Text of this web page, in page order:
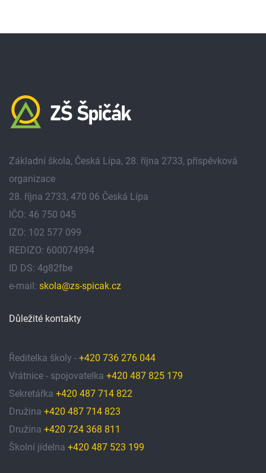
Základní škola, Česká Lípa, 28. října 2733, příspěvková
organizace
28. října 2733, 470 06 Česká Lípa
IČO: 46 750 045
IZO: 102 577 099
REDIZO: 600074994
ID DS: 4g82fbe
e-mail: skola@zs-spicak.cz
Důležité kontakty
Ředitelka školy - +420 736 276 044
Vrátnice - spojovatelka +420 487 825 179
Sekretářka +420 487 714 822
Družina +420 487 714 823
Družina +420 724 368 811
Školní jídelna +420 487 523 199